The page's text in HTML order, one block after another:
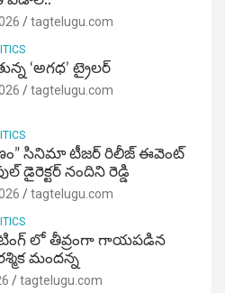
tagtelugu.com
‘అగధ’ ట్రైలర్
tagtelugu.com
సినిమా టీజర్ రిలీజ్ ఈవెంట్
డైరెక్టర్ నందిని రెడ్డి
tagtelugu.com
లో తీవ్రంగా గాయపడిన
మందన్న
tagtelugu.com